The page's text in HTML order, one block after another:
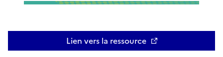
Lien vers la ressourceOuvre une nouvelle fenêtre